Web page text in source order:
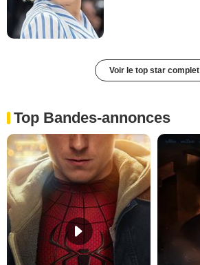
Voir le top star complet
Top Bandes-annonces